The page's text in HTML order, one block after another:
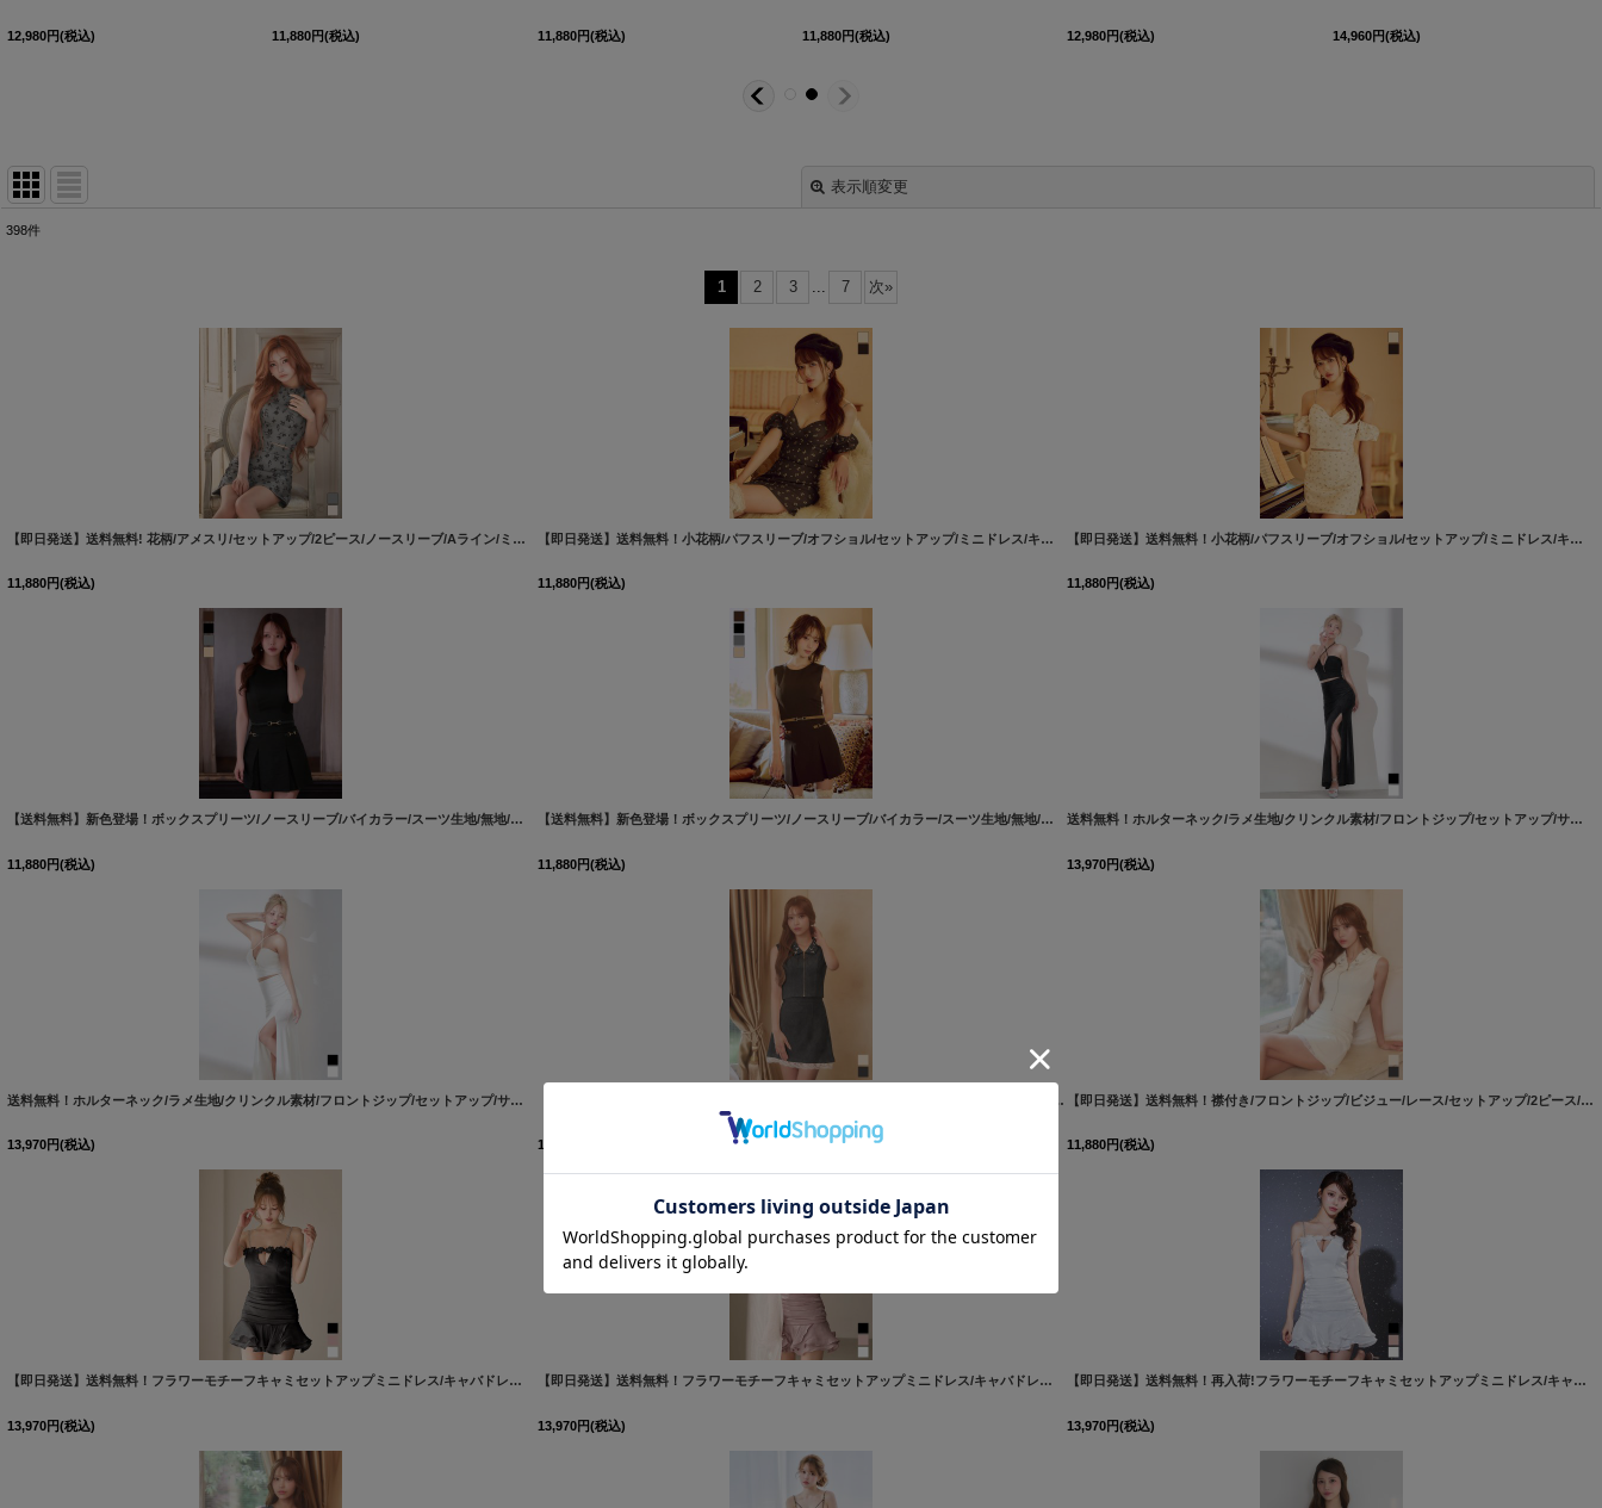
12,980円(税込) 11,880円(税込) 11,880円(税込) 11,880円(税込) 12,980円(税込) 14,960円(税込)
表示順変更
絞り込む
398件
1 2 3 7 次»
【即日発送】送料無料! 花柄/アメスリ/セットアップ/2ピース/ノースリーブ/Aライン/ミニドレス/キャバドレス【XS-Lサイズ/2カラー】【】[OF01]【SB】dzmvIA [ 8560SBdzmvIA-260717-1]
11,880円(税込)
【即日発送】送料無料！小花柄/パフスリーブ/オフショル/セットアップ/ミニドレス/キャバドレス【XS-Mサイズ/2カラー】[OF03]【YN】dzjvAGY [6040YNdzjvAGY-260801-1]
11,880円(税込)
【即日発送】送料無料！小花柄/パフスリーブ/オフショル/セットアップ/ミニドレス/キャバドレス【XS-Mサイズ/2カラー】[OF03]【YN】dzjvAGY
11,880円(税込)
【送料無料】新色登場！ボックスプリーツ/ノースリーブ/バイカラー/スーツ生地/無地/インナーパンツ/セットアップ/ミニドレス/キャバドレス【XS-XLサイズ/4カラー】[OF01]【SB】dzquAG [3551SBdzquAG-260801-2 ]
11,880円(税込)
【送料無料】新色登場！ボックスプリーツ/ノースリーブ/バイカラー/スーツ生地/無地/インナーパンツ/セットアップ/ミニドレス/キャバドレス【XS-XLサイズ/4カラー】[OF01]【SB】dzquAG
11,880円(税込)
送料無料！ホルターネック/ラメ生地/クリンクル素材/フロントジップ/セットアップ/サイドスリット/ロングドレス/キャバドレス【XS-Mサイズ/2カラー】[OF03]【YN】dzcv
13,970円(税込)
送料無料！ホルターネック/ラメ生地/クリンクル素材/フロントジップ/セットアップ/サイドスリット/ロングドレス/キャバドレス【XS-Mサイズ/2カラー】[OF03]【YN】dzcv 6033YNdzcv-260731-1]
13,970円(税込)
【即日発送】送料無料！襟付き/フロントジップ/ビジュー/レース/セットアップ/2ピース/ノースリーブ/Aライン/ミニドレス/キャバドレス【XS-Lサイズ/2カラー】[OF01]【SB】dzjvSK
11,880
【即日発送】送料無料！襟付き/フロントジップ/ビジュー/レース/セットアップ/2ピース/ノースリーブ/Aライン/ミニドレス/キャバドレス【XS-Lサイズ/2カラー】[OF01]【SB】dzjvSK
11,880円(税込)
【即日発送】送料無料！フラワーモチーフキャミセットアップミニドレス/キャバドレス【XS-Mサイズ/3カラー】[OF03]【YN】dzcvBF [ 5788YNdzcvBF-260306-2]
13,970円(税込)
【即日発送】送料無料！フラワーモチーフキャミセットアップミニドレス/キャバドレス【XS-Mサイズ/3カラー】[OF03]【YN】dzcvBF [5788YNdzcvBF-260306-1]
13,970円(税込)
【即日発送】送料無料！再入荷!フラワーモチーフキャミセットアップミニドレス/キャバドレス【XS-Mサイズ/3カラー】[OF03]【YN】dzcvBF
13,970円(税込)